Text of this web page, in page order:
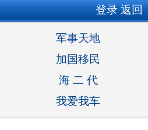
登录 返回
军事天地
加国移民
海 二 代
我爱我车